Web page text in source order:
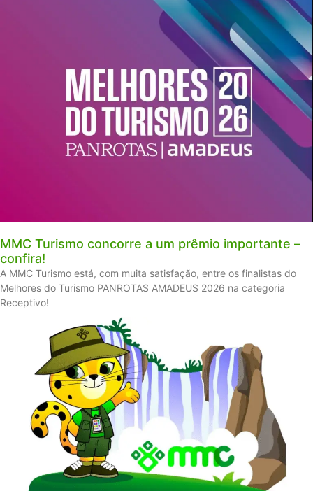
MMC Turismo concorre a um prêmio importante –
confira!
A MMC Turismo está, com muita satisfação, entre os finalistas do
Melhores do Turismo PANROTAS AMADEUS 2026 na categoria
Receptivo!